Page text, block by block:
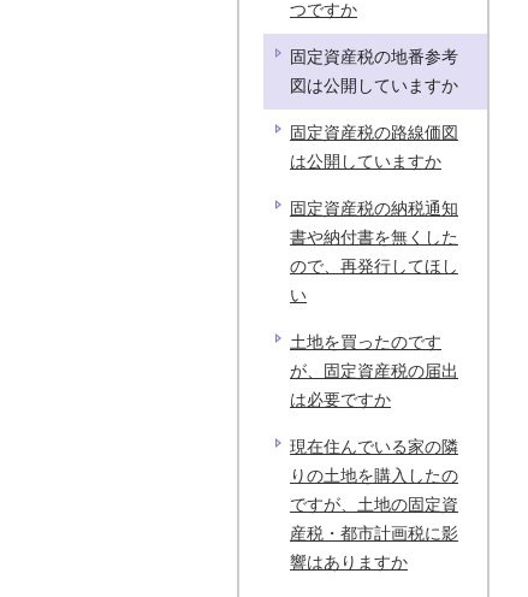
つですか
固定資産税の地番参考
図は公開していますか
固定資産税の路線価図
は公開していますか
固定資産税の納税通知
書や納付書を無くした
ので、再発行してほし
い
土地を買ったのです
が、固定資産税の届出
は必要ですか
現在住んでいる家の隣
りの土地を購入したの
ですが、土地の固定資
産税・都市計画税に影
響はありますか